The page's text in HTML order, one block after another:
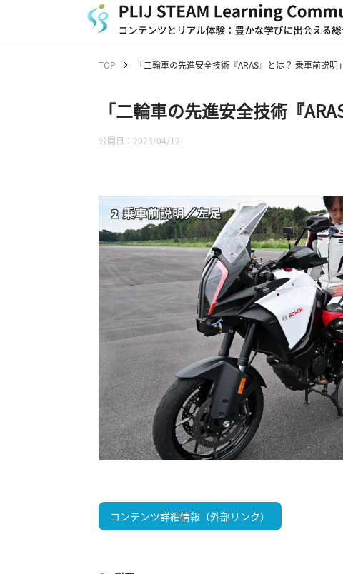
TOP 「二輪車の先進安全技術『ARAS』とは？ 乗車前説明」
「二輪車の先進安全技術『
公開日：2023/04/12
コンテンツ詳細情報（外部リンク）